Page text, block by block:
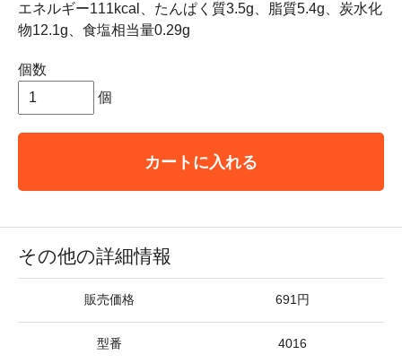
エネルギー111kcal、たんぱく質3.5g、脂質5.4g、炭水化
物12.1g、食塩相当量0.29g
個数
個
カートに入れる
その他の詳細情報
販売価格 691円
型番 4016